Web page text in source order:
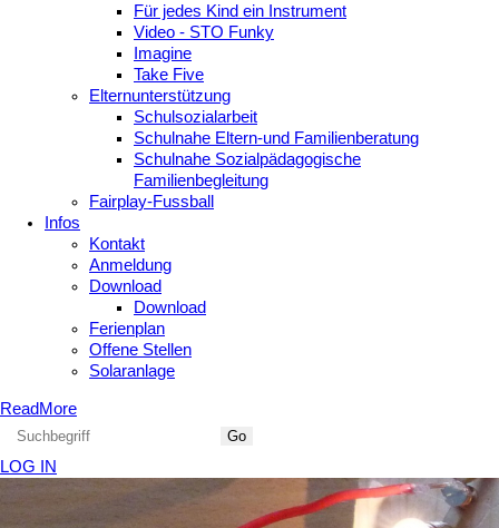
Für jedes Kind ein Instrument
Video - STO Funky
Imagine
Take Five
Elternunterstützung
Schulsozialarbeit
Schulnahe Eltern-und Familienberatung
Schulnahe Sozialpädagogische
Familienbegleitung
Fairplay-Fussball
Infos
Kontakt
Anmeldung
Download
Download
Ferienplan
Offene Stellen
Solaranlage
ReadMore
LOG IN